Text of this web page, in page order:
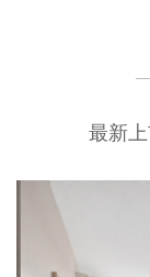
最新